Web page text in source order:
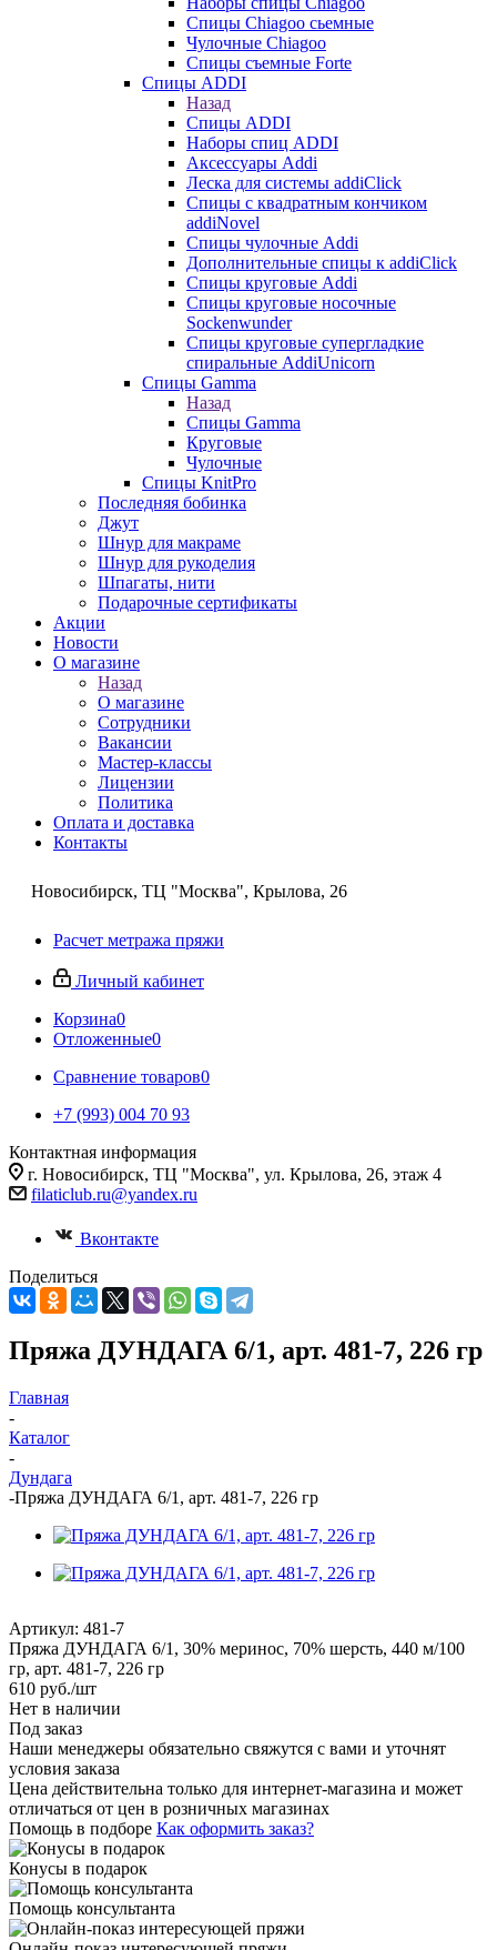
Спицы Chiagoo сьемные
Чулочные Chiagoo
Спицы съемные Forte
Спицы ADDI
Назад
Спицы ADDI
Наборы спиц ADDI
Аксессуары Addi
Леска для системы addiClick
Спицы с квадратным кончиком
addiNovel
Спицы чулочные Addi
Дополнительные спицы к addiClick
Спицы круговые Addi
Спицы круговые носочные
Sockenwunder
Спицы круговые супергладкие
спиральные AddiUnicorn
Спицы Gamma
Назад
Спицы Gamma
Круговые
Чулочные
Спицы KnitPro
Последняя бобинка
Джут
Шнур для макраме
Шнур для рукоделия
Шпагаты, нити
Подарочные сертификаты
Акции
Новости
О магазине
Назад
О магазине
Сотрудники
Вакансии
Мастер-классы
Лицензии
Политика
Оплата и доставка
Контакты
Новосибирск, ТЦ "Москва", Крылова, 26
Расчет метража пряжи
Личный кабинет
Корзина0
Отложенные0
Сравнение товаров0
+7 (993) 004 70 93
Контактная информация
г. Новосибирск, ТЦ "Москва", ул. Крылова, 26, этаж 4
filaticlub.ru@yandex.ru
Вконтакте
Поделиться
Пряжа ДУНДАГА 6/1, арт. 481-7, 226 гр
Главная
-
Каталог
-
Дундага
-Пряжа ДУНДАГА 6/1, арт. 481-7, 226 гр
Артикул: 481-7
Пряжа ДУНДАГА 6/1, 30% меринос, 70% шерсть, 440 м/100
гр, арт. 481-7, 226 гр
610 руб./шт
Нет в наличии
Под заказ
Наши менеджеры обязательно свяжутся с вами и уточнят
условия заказа
Цена действительна только для интернет-магазина и может
отличаться от цен в розничных магазинах
Помощь в подборе Как оформить заказ?
Конусы в подарок
Помощь консультанта